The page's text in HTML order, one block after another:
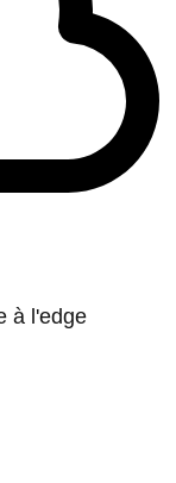
à l'edge